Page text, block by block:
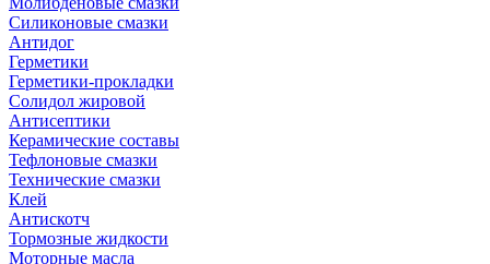
Силиконовые смазки
Антидог
Герметики
Герметики-прокладки
Солидол жировой
Антисептики
Керамические составы
Тефлоновые смазки
Технические смазки
Клей
Антискотч
Тормозные жидкости
Моторные масла